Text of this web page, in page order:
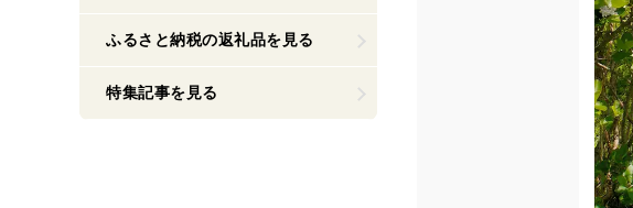
ふるさと納税の返礼品を見る
特集記事を見る